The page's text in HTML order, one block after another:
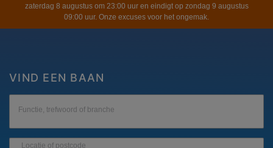
zaterdag 8 augustus om 23:00 uur en eindigt op zondag 9 augustus
09:00 uur. Onze excuses voor het ongemak.
VIND EEN BAAN
Functie, trefwoord of branche
Locatie of postcode